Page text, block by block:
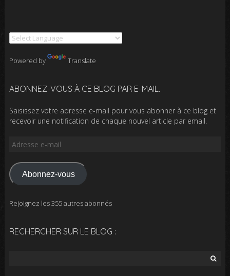
Powered by Translate
ABONNEZ-VOUS À CE BLOG PAR E-MAIL.
Saisissez votre adresse e-mail pour vous abonner à ce blog et
recevoir une notification de chaque nouvel article par email.
Adresse
mail
Abonnez-vous
Rejoignez les 355 autres abonnés
RECHERCHER SUR LE BLOG :